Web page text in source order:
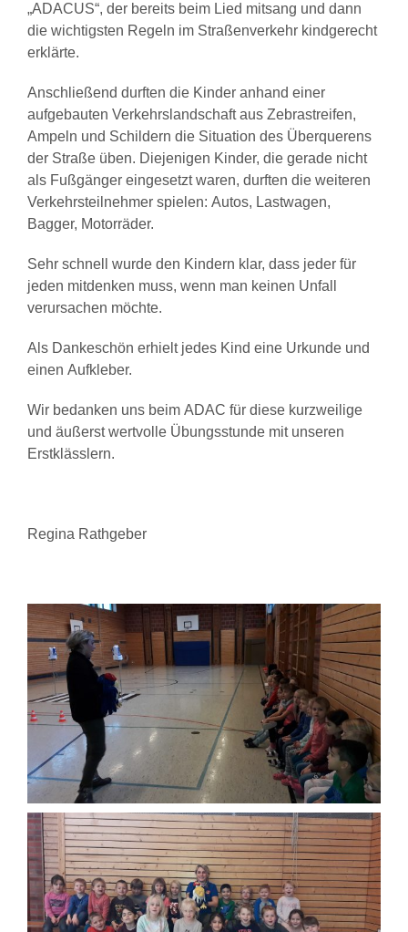
„ADACUS“, der bereits beim Lied mitsang und dann
die wichtigsten Regeln im Straßenverkehr kindgerecht
erklärte.
Anschließend durften die Kinder anhand einer
aufgebauten Verkehrslandschaft aus Zebrastreifen,
Ampeln und Schildern die Situation des Überquerens
der Straße üben. Diejenigen Kinder, die gerade nicht
als Fußgänger eingesetzt waren, durften die weiteren
Verkehrsteilnehmer spielen: Autos, Lastwagen,
Bagger, Motorräder.
Sehr schnell wurde den Kindern klar, dass jeder für
jeden mitdenken muss, wenn man keinen Unfall
verursachen möchte.
Als Dankeschön erhielt jedes Kind eine Urkunde und
einen Aufkleber.
Wir bedanken uns beim ADAC für diese kurzweilige
und äußerst wertvolle Übungsstunde mit unseren
Erstklässlern.
Regina Rathgeber